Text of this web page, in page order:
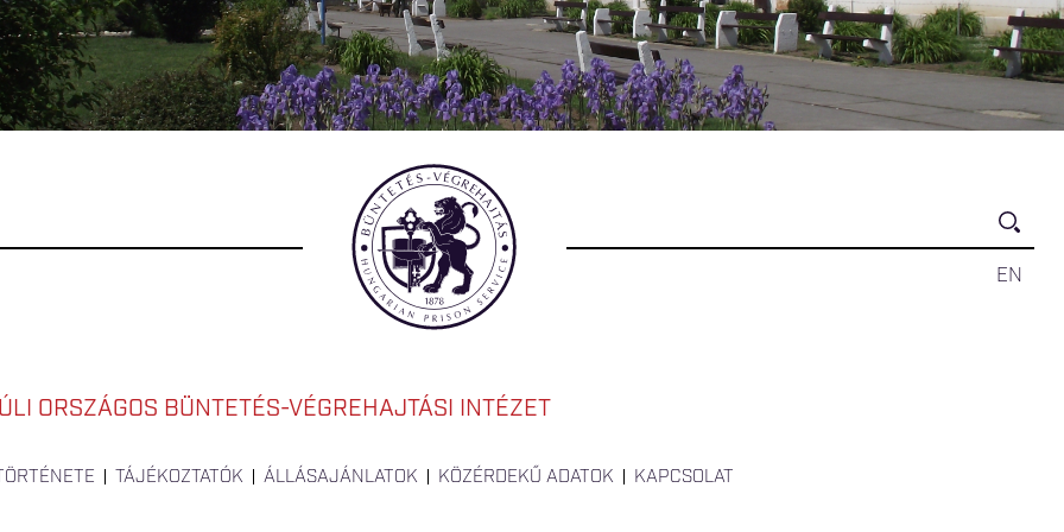
EN
ORSZÁGOS BÜNTETÉS-VÉGREHAJTÁSI INTÉZET
TÁJÉKOZTATÓK ÁLLÁSAJÁNLATOK KÖZÉRDEKŰ ADATOK KAPCSOLAT